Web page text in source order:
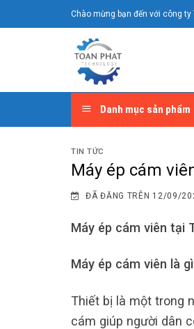
đến
Chào mừng bạn đến với công ty
Danh mục sản phẩm
TIN TỨC
Máy ép cám
ĐÃ ĐĂNG TRÊN 12/09/
Máy ép cám viên tại
Máy ép cám viên là
Thiết bị là một trong
cám giúp người dân